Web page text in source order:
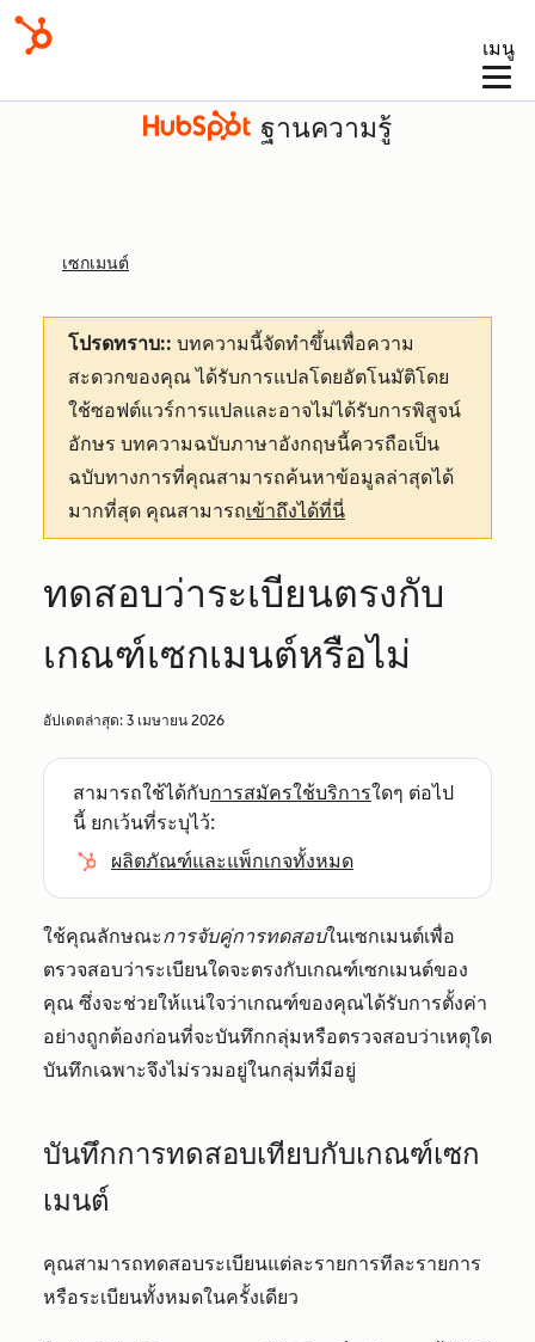
เมนู
ฐานความรู้
เซกเมนต์
โปรดทราบ:: บทความนี้จัดทำขึ้นเพื่อความ
สะดวกของคุณได้รับการแปลโดยอัตโนมัติโดย
ใช้ซอฟต์แวร์การแปลและอาจไม่ได้รับการพิสูจน์
อักษร บทความฉบับภาษาอังกฤษนี้ควรถือเป็น
ฉบับทางการที่คุณสามารถค้นหาข้อมูลล่าสุดได้
มากที่สุด คุณสามารถเข้าถึงได้ที่นี่
ทดสอบว่าระเบียนตรงกับ
เกณฑ์เซกเมนต์หรือไม่
อัปเดตล่าสุด: 3 เมษายน 2026
สามารถใช้ได้กับการสมัครใช้บริการใดๆ ต่อไป
นี้ ยกเว้นที่ระบุไว้:
ผลิตภัณฑ์และแพ็กเกจทั้งหมด
ใช้คุณลักษณะการจับคู่การทดสอบในเซกเมนต์เพื่อ
ตรวจสอบว่าระเบียนใดจะตรงกับเกณฑ์เซกเมนต์ของ
คุณ ซึ่งจะช่วยให้แน่ใจว่าเกณฑ์ของคุณได้รับการตั้งค่า
อย่างถูกต้องก่อนที่จะบันทึกกลุ่มหรือตรวจสอบว่าเหตุใด
บันทึกเฉพาะจึงไม่รวมอยู่ในกลุ่มที่มีอยู่
บันทึกการทดสอบเทียบกับเกณฑ์เซก
เมนต์
คุณสามารถทดสอบระเบียนแต่ละรายการทีละรายการ
หรือระเบียนทั้งหมดในครั้งเดียว